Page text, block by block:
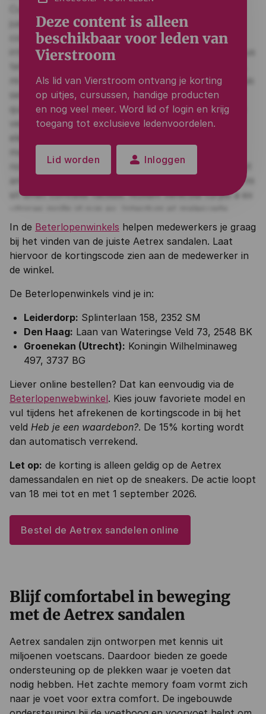
Deze content is alleen
beschikbaar voor leden van
Vierstroom
Als lid van Vierstroom ontvang je korting
op uitjes, cursussen, handige producten
en nog veel meer. Word lid of login en krijg
toegang tot exclusieve ledenvoordelen.
Lid worden person Inloggen
In de Beterlopenwinkels helpen medewerkers je graag
bij het vinden van de juiste Aetrex sandalen. Laat
hiervoor de kortingscode zien aan de medewerker in
de winkel.
De Beterlopenwinkels vind je in:
Leiderdorp: Splinterlaan 158, 2352 SM
Den Haag: Laan van Wateringse Veld 73, 2548 BK
Groenekan (Utrecht): Koningin Wilhelminaweg
497, 3737 BG
Liever online bestellen? Dat kan eenvoudig via de
Beterlopenwebwinkel. Kies jouw favoriete model en
vul tijdens het afrekenen de kortingscode in bij het
veld Heb je een waardebon?. De 15% korting wordt
dan automatisch verrekend.
Let op: de korting is alleen geldig op de Aetrex
damessandalen en niet op de sneakers. De actie loopt
van 18 mei tot en met 1 september 2026.
Bestel de Aetrex sandelen online
Blijf comfortabel in beweging
met de Aetrex sandalen
Aetrex sandalen zijn ontworpen met kennis uit
miljoenen voetscans. Daardoor bieden ze goede
ondersteuning op de plekken waar je voeten dat
nodig hebben. Het zachte memory foam vormt zich
naar je voet voor extra comfort. De ingebouwde